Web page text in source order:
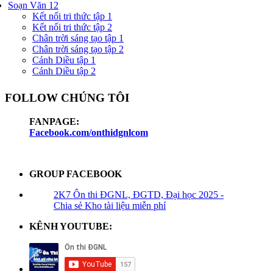
Soạn Văn 12
Kết nối tri thức tập 1
Kết nối tri thức tập 2
Chân trời sáng tạo tập 1
Chân trời sáng tạo tập 2
Cánh Diều tập 1
Cánh Diều tập 2
FOLLOW CHÚNG TÔI
FANPAGE:
Facebook.com/onthidgnlcom
GROUP FACEBOOK
2K7 Ôn thi ĐGNL, ĐGTD, Đại học 2025 -
Chia sẻ Kho tài liệu miễn phí
KÊNH YOUTUBE: